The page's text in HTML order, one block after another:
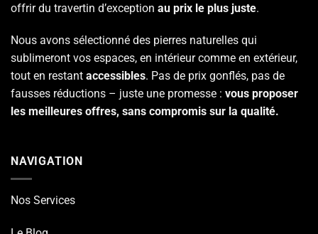
offrir du travertin d’exception au prix le plus juste.
Nous avons sélectionné des pierres naturelles qui
sublimeront vos espaces, en intérieur comme en extérieur,
tout en restant accessibles. Pas de prix gonflés, pas de
fausses réductions – juste une promesse : vous proposer
les meilleures offres, sans compromis sur la qualité.
NAVIGATION
Nos Services